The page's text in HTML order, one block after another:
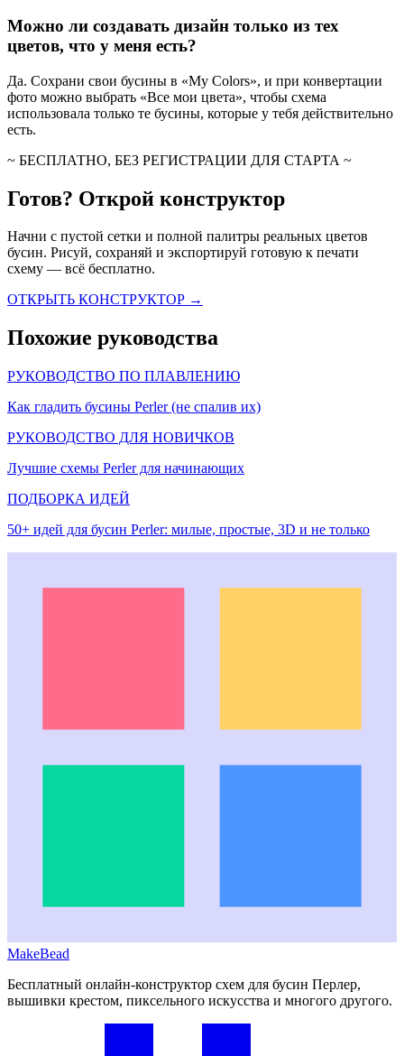
Можно ли создавать дизайн только из тех
цветов, что у меня есть?
Да. Сохрани свои бусины в «My Colors», и при конвертации
фото можно выбрать «Все мои цвета», чтобы схема
использовала только те бусины, которые у тебя действительно
есть.
~ БЕСПЛАТНО, БЕЗ РЕГИСТРАЦИИ ДЛЯ СТАРТА ~
Готов? Открой конструктор
Начни с пустой сетки и полной палитры реальных цветов
бусин. Рисуй, сохраняй и экспортируй готовую к печати
схему — всё бесплатно.
ОТКРЫТЬ КОНСТРУКТОР →
Похожие руководства
РУКОВОДСТВО ПО ПЛАВЛЕНИЮ
Как гладить бусины Perler (не спалив их)
РУКОВОДСТВО ДЛЯ НОВИЧКОВ
Лучшие схемы Perler для начинающих
ПОДБОРКА ИДЕЙ
50+ идей для бусин Perler: милые, простые, 3D и не только
MakeBead
Бесплатный онлайн-конструктор схем для бусин Перлер,
вышивки крестом, пиксельного искусства и многого другого.